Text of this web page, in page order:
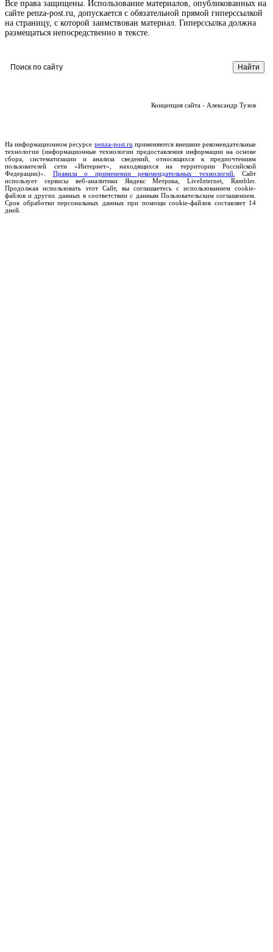
Все права защищены. Использование материалов, опубликованных на
сайте penza-post.ru, допускается с обязательной прямой гиперссылкой
на страницу, с которой заимствован материал. Гиперссылка должна
размещаться непосредственно в тексте.
Концепция сайта - Александр Тузов
На информационном ресурсе penza-post.ru применяются внешние рекомендательные
технологии (информационные технологии предоставления информации на основе
сбора, систематизации и анализа сведений, относящихся к предпочтениям
пользователей сети «Интернет», находящихся на территории Российской
Федерации)». Правила о применении рекомендательных технологий.
Сайт
использует сервисы веб-аналитики Яндекс Метрика, LiveInternet, Rambler.
Продолжая использовать этот Сайт, вы соглашаетесь с использованием cookie-
файлов и других данных в соответствии с данным Пользовательским соглашением.
Срок обработки персональных данных при помощи cookie-файлов составляет 14
дней.